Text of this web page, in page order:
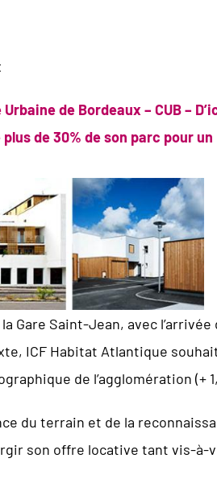
de Bordeaux – CUB –
de 30% de son parc pour un
Gare Saint-Jean, avec l’arrivée
ICF Habitat Atlantique
de l’agglomération (+
du terrain et de la
son offre locative tant vis-à-